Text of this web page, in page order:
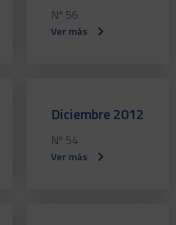
Nº 56
Ver más
Diciembre 2012
Nº 54
Ver más